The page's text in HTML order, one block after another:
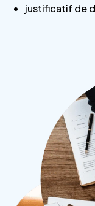
justificatif de